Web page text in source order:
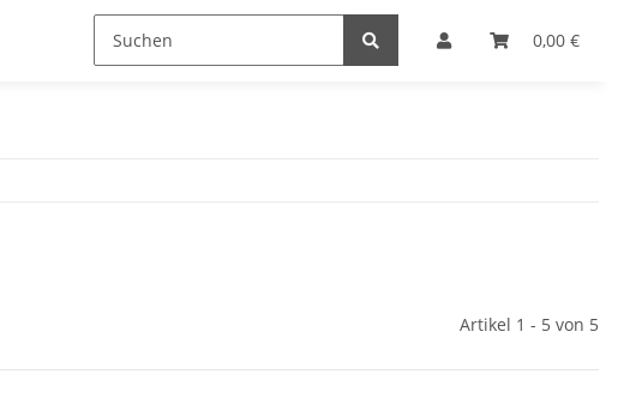
0,00 €
Artikel 1 - 5 von 5